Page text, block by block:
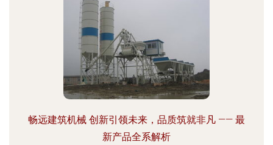
畅远建筑机械 创新引领未来，品质筑就非凡 —— 最
新产品全系解析